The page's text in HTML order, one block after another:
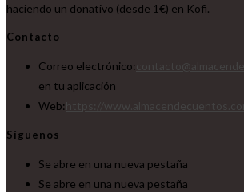
haciendo un donativo (desde 1€) en Kofi.
Contacto
Correo electrónico:
en tu aplicación
Web:
Síguenos
Se abre en una nueva pestaña
Se abre en una nueva pestaña